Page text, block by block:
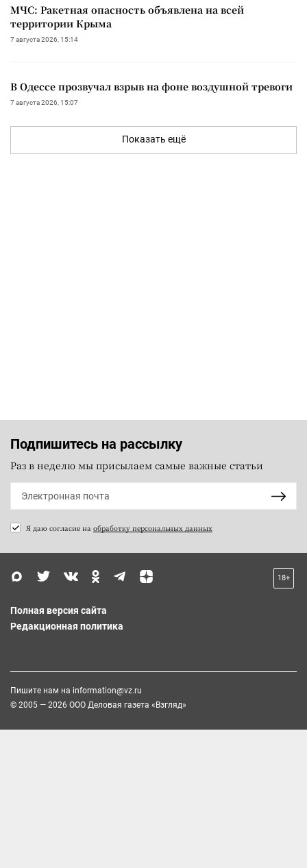
МЧС: Ракетная опасность объявлена на всей
территории Крыма
7 августа 2026, 15:14
В Одессе прозвучал взрыв на фоне воздушной тревоги
7 августа 2026, 15:07
Показать ещё
Подпишитесь на рассылку
Раз в неделю мы присылаем самые важные статьи
Я даю согласие на обработку персональных данных
18+
Полная версия сайта
Редакционная политика
Пишите нам на information@vz.ru
© 2005 — 2026 ООО Деловая газета «Взгляд»